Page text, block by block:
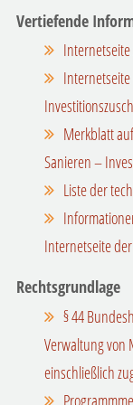
Vertiefende
Merkblatt
Sanieren –
Liste der
Internetseite
Rechtsgrundlage
§ 44
Verwaltung von
einschließlich